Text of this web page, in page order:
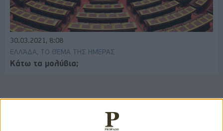
30.03.2021, 8:08
ΕΛΛΆΔΑ, ΤΟ ΘΈΜΑ ΤΗΣ ΗΜΈΡΑΣ
Κάτω τα μολύβια;